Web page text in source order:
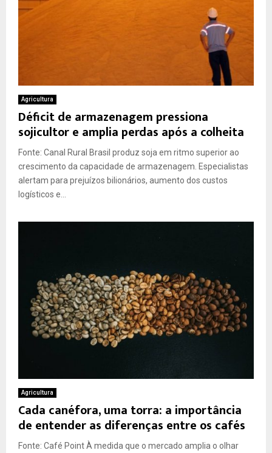
Agricultura
Déficit de armazenagem pressiona
sojicultor e amplia perdas após a colheita
Fonte: Canal Rural Brasil produz soja em ritmo superior ao
crescimento da capacidade de armazenagem. Especialistas
alertam para prejuízos bilionários, aumento dos custos
logísticos e...
Agricultura
Cada canéfora, uma torra: a importância
de entender as diferenças entre os cafés
Fonte: Café Point À medida que o mercado amplia o olhar